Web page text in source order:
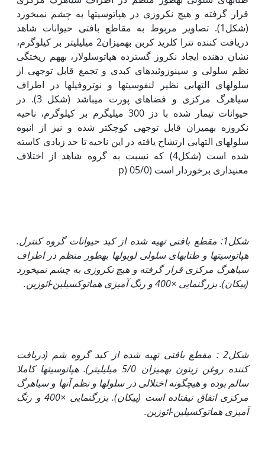
قرار گرفته و هیچ نکروزی در هپاتوسیت­ها به چشم نمی­خورد
(شکل1). تصاویر مربوط به مقاطع بافتی حیوانات شاهد
دریافت کننده تترا کلرید کربن به‏میزان2 میلی‏لیتر بر کیلوگرم،
نشان دهنده ایجاد نکروز گسترده هپاتوسلولار، به‏هم ریختگی
نظم سلولی و سینوزوئیدهای کبدی و تجمع قابل توجهی از
سلول‏های التهابی نظیر لنفوسیت­ها و نوتروفیل­ها در اطراف
سیاهرگ مرکزی و فضاهای پورت می­باشد (شکل 3). در
حیوانات تیمار شده با دز 300 میلی‏گرم بر کیلوگرم، ناحیه
نکروزه به‏میزان قابل توجهی کوچک­تر شده و نیز از انبوه
سلول‏های التهابی ارتشاح یافته در این ناحیه تا حد زیادی کاسته
شده است (شکل4) که نسبت به گروه شاهد از اختلاف
معنی‏داری برخوردار است (05/0 (p
شکل1: مقطع بافتی تهیه شده از کبد حیوانات گروه کنترل.
هپاتوسیت­ها و طناب­های سلولی لوبول­ها به‏طور منظم در اطراف
سیاهرگ مرکزی قرار گرفته و هیچ نکروزی به چشم نمی­خورد
(پیکان). بزرگنمایی ×400 و رنگ آمیزی هماتوکسیلین-ائوزین.
شکل2 : مقطع بافتی تهیه شده از کبد گروه شم (دریافت
کننده روغن زیتون به‏میزان 5/0 میلی‏لیتر).
هپاتوسیت­ها کاملا
سالم بوده و هیچگونه اختلالی در سلول‏ها و نظم آن­ها و سیاهرگ
مرکزی اتفاق نیفتاده است (پیکان). بزرگنمایی ×
400 و رنگ
آمیزی هماتوکسیلین-ائوزین.